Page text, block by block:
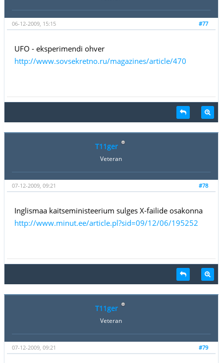
#77
06-12-2009, 15:15
UFO - eksperimendi ohver
http://www.sovsekretno.ru/magazines/article/470
T11ger
Veteran
#78
07-12-2009, 09:21
Inglismaa kaitseministeerium sulges X-failide osakonna
http://www.minut.ee/article.pl?sid=09/12/06/195252
T11ger
Veteran
#79
07-12-2009, 09:21